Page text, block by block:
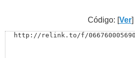
Código: [Ver]
http://relink.to/f/